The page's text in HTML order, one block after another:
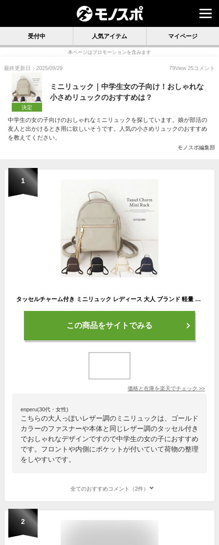
受付中 人気アイテム マイページ
本ページはプロモーションを含みます
最終更新日：2025/09/29 79View 25コメント
決定
ミニリュック｜中学生女の子向け！おしゃれな
小さめリュックのおすすめは？
中学生の女の子向けのおしゃれなミニリュックを探しています。娘が部活の
友人と出かけるとき用に欲しいそうです。人気の小さめリュックのおすすめ
を教えてください。
モノスポ編集部
1
タッセルチャーム付き ミニリュック レディース 大人 ブランド 軽量 ミニリュックサック ミニ リュック 小さいリュック 小さめリュック レディースリュック 女の子 コーデ 小さめ 可愛いリュック ブラック アイボリー グレー ネイビー
この商品をサイトでみる
価格と在庫を楽天でチェック >>
enperu(30代・女性)
こちらの大人っぽいレザー調のミニリュックは、ゴールド
カラーのファスナーや本体と同じレザー調のタッセル付き
でおしゃれなデザインですので中学生の女の子におすすめ
です。フロントや内側にポケットが付いていて荷物の整理
をしやすいです。
全てのおすすめコメント（2件）
2